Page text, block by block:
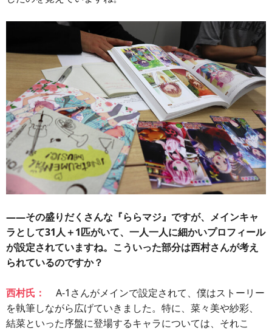
――その盛りだくさんな『ららマジ』ですが、メインキャ
ラとして31人＋1匹がいて、一人一人に細かいプロフィール
が設定されていますね。こういった部分は西村さんが考え
られているのですか？
西村氏：
A-1さんがメインで設定されて、僕はストーリー
を執筆しながら広げていきました。特に、菜々美や紗彩、
結菜といった序盤に登場するキャラについては、それこ